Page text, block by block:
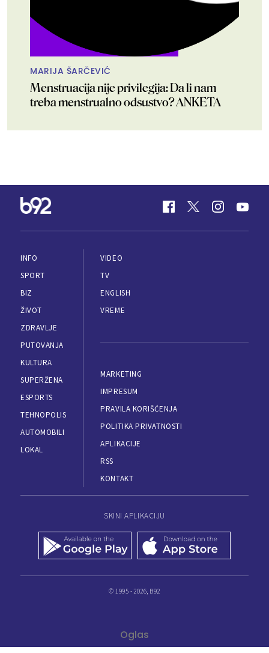
MARIJA ŠARČEVIĆ
Menstruacija nije privilegija: Da li nam
treba menstrualno odsustvo? ANKETA
INFO
SPORT
BIZ
ŽIVOT
ZDRAVLJE
PUTOVANJA
KULTURA
SUPERŽENA
ESPORTS
TEHNOPOLIS
AUTOMOBILI
LOKAL
VIDEO
TV
ENGLISH
VREME
MARKETING
IMPRESUM
PRAVILA KORIŠĆENJA
POLITIKA PRIVATNOSTI
APLIKACIJE
RSS
KONTAKT
SKINI APLIKACIJU
© 1995 - 2026, B92